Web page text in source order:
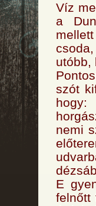
Víz
a
utóbb,
szót
nemi
E
felnőtt